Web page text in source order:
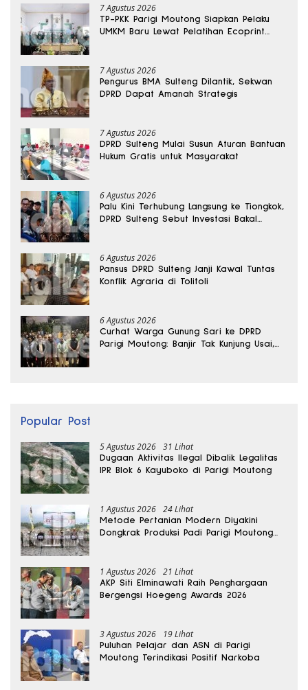
7 Agustus 2026
TP-PKK Parigi Moutong Siapkan Pelaku
UMKM Baru Lewat Pelatihan Ecoprint
7 Agustus 2026
Pengurus BMA Sulteng Dilantik, Sekwan
DPRD Dapat Amanah Strategis
7 Agustus 2026
DPRD Sulteng Mulai Susun Aturan Bantuan
Hukum Gratis untuk Masyarakat
6 Agustus 2026
Palu Kini Terhubung Langsung ke Tiongkok,
DPRD Sulteng Sebut Investasi Bakal
6 Agustus 2026
Pansus DPRD Sulteng Janji Kawal Tuntas
Konflik Agraria di Tolitoli
6 Agustus 2026
Curhat Warga Gunung Sari ke DPRD
Parigi Moutong: Banjir Tak Kunjung Usai,
Popular Post
5 Agustus 2026 31 Lihat
Dugaan Aktivitas Ilegal Dibalik Legalitas
IPR Blok 6 Kayuboko di Parigi Moutong
1 Agustus 2026 24 Lihat
Metode Pertanian Modern Diyakini
Dongkrak Produksi Padi Parigi Moutong
1 Agustus 2026 21 Lihat
AKP Siti Elminawati Raih Penghargaan
Bergengsi Hoegeng Awards 2026
3 Agustus 2026 19 Lihat
Puluhan Pelajar dan ASN di Parigi
Moutong Terindikasi Positif Narkoba